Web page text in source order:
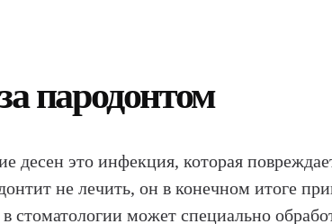
пародонтом
десен это инфекция, которая
не лечить, он в конечном итоге
в стоматологии может специально